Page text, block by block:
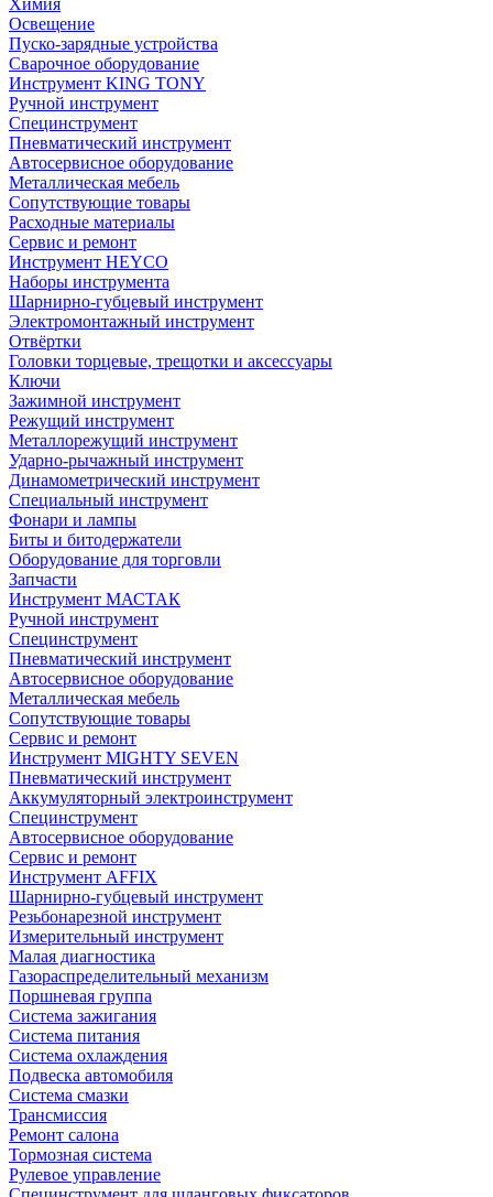
Химия
Освещение
Пуско-зарядные устройства
Сварочное оборудование
Инструмент KING TONY
Ручной инструмент
Специнструмент
Пневматический инструмент
Автосервисное оборудование
Металлическая мебель
Сопутствующие товары
Расходные материалы
Сервис и ремонт
Инструмент HEYCO
Наборы инструмента
Шарнирно-губцевый инструмент
Электромонтажный инструмент
Отвёртки
Головки торцевые, трещотки и аксессуары
Ключи
Зажимной инструмент
Режущий инструмент
Металлорежущий инструмент
Ударно-рычажный инструмент
Динамометрический инструмент
Специальный инструмент
Фонари и лампы
Биты и битодержатели
Оборудование для торговли
Запчасти
Инструмент МАСТАК
Ручной инструмент
Специнструмент
Пневматический инструмент
Автосервисное оборудование
Металлическая мебель
Сопутствующие товары
Сервис и ремонт
Инструмент MIGHTY SEVEN
Пневматический инструмент
Аккумуляторный электроинструмент
Специнструмент
Автосервисное оборудование
Сервис и ремонт
Инструмент AFFIX
Шарнирно-губцевый инструмент
Резьбонарезной инструмент
Измерительный инструмент
Малая диагностика
Газораспределительный механизм
Поршневая группа
Система зажигания
Система питания
Система охлаждения
Подвеска автомобиля
Система смазки
Трансмиссия
Ремонт салона
Тормозная система
Рулевое управление